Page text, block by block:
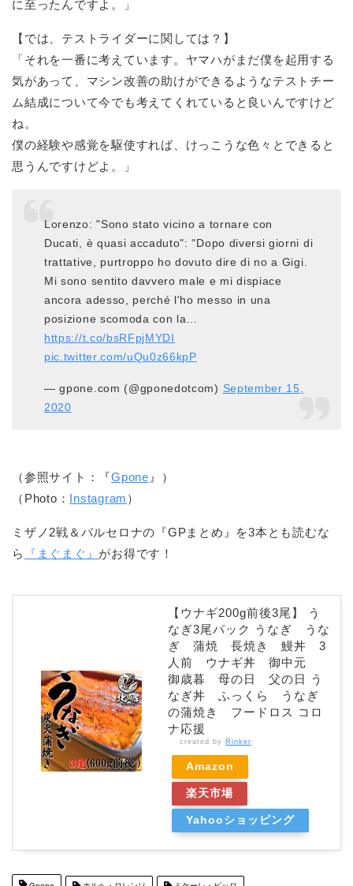
に至ったんですよ。」
【では、テストライダーに関しては？】
「それを一番に考えています。ヤマハがまだ僕を起用する
気があって、マシン改善の助けができるようなテストチー
ム結成について今でも考えてくれていると良いんですけど
ね。
僕の経験や感覚を駆使すれば、けっこうな色々とできると
思うんですけどよ。」
Lorenzo: "Sono stato vicino a tornare con
Ducati, è quasi accaduto": "Dopo diversi giorni di
trattative, purtroppo ho dovuto dire di no a Gigi.
Mi sono sentito davvero male e mi dispiace
ancora adesso, perché l'ho messo in una
posizione scomoda con la…
https://t.co/bsRFpjMYDI
pic.twitter.com/uQu0z66kpP
— gpone.com (@gponedotcom) September 15,
2020
（参照サイト：『Gpone 』）
（Photo： Instagram ）
ミザノ2戦＆バルセロナの『GPまとめ』を3本とも読むな
ら
『まぐまぐ』 がお得です！
【ウナギ200g前後3尾】 う
なぎ3尾パック うなぎ うな
ぎ 蒲焼 長焼き 鰻丼 3
人前 ウナギ丼 御中元
御歳暮 母の日 父の日 う
なぎ丼 ふっくら うなぎ
の蒲焼き フードロス コロ
ナ応援
created by Rinker
Amazon
楽天市場
Yahooショッピング